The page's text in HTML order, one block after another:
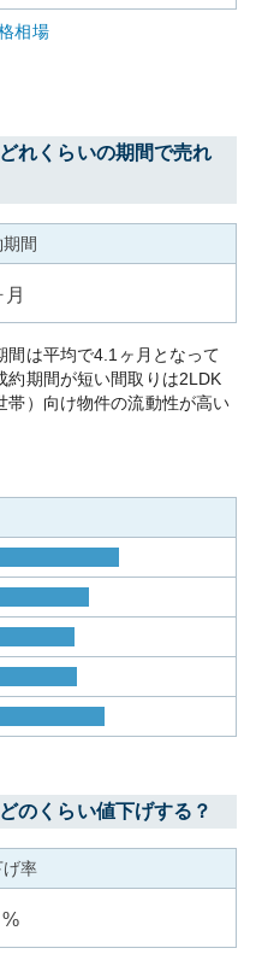
相場
れくらいの期間で売れ
間
月
間は平均で4.1ヶ月となって
約期間が短い間取りは2LDK
帯）向け物件の流動性が高い
のくらい値下げする？
げ率
%